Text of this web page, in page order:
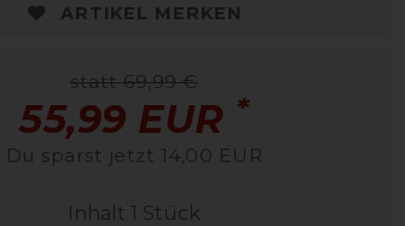
ARTIKEL MERKEN
statt 69,99 €
55,99 EUR *
Du sparst jetzt 14,00 EUR
Inhalt 1 Stück